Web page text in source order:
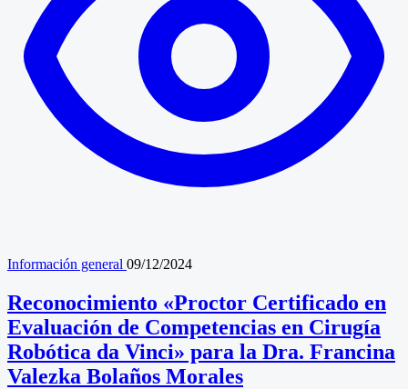
Información general 09/12/2024
Reconocimiento «Proctor Certificado en
Evaluación de Competencias en Cirugía
Robótica da Vinci» para la Dra. Francina
Valezka Bolaños Morales